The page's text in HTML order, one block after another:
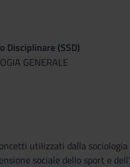
Disciplinare (SSD)
GENERALE
utilizzati dalla
sociale dello sport e